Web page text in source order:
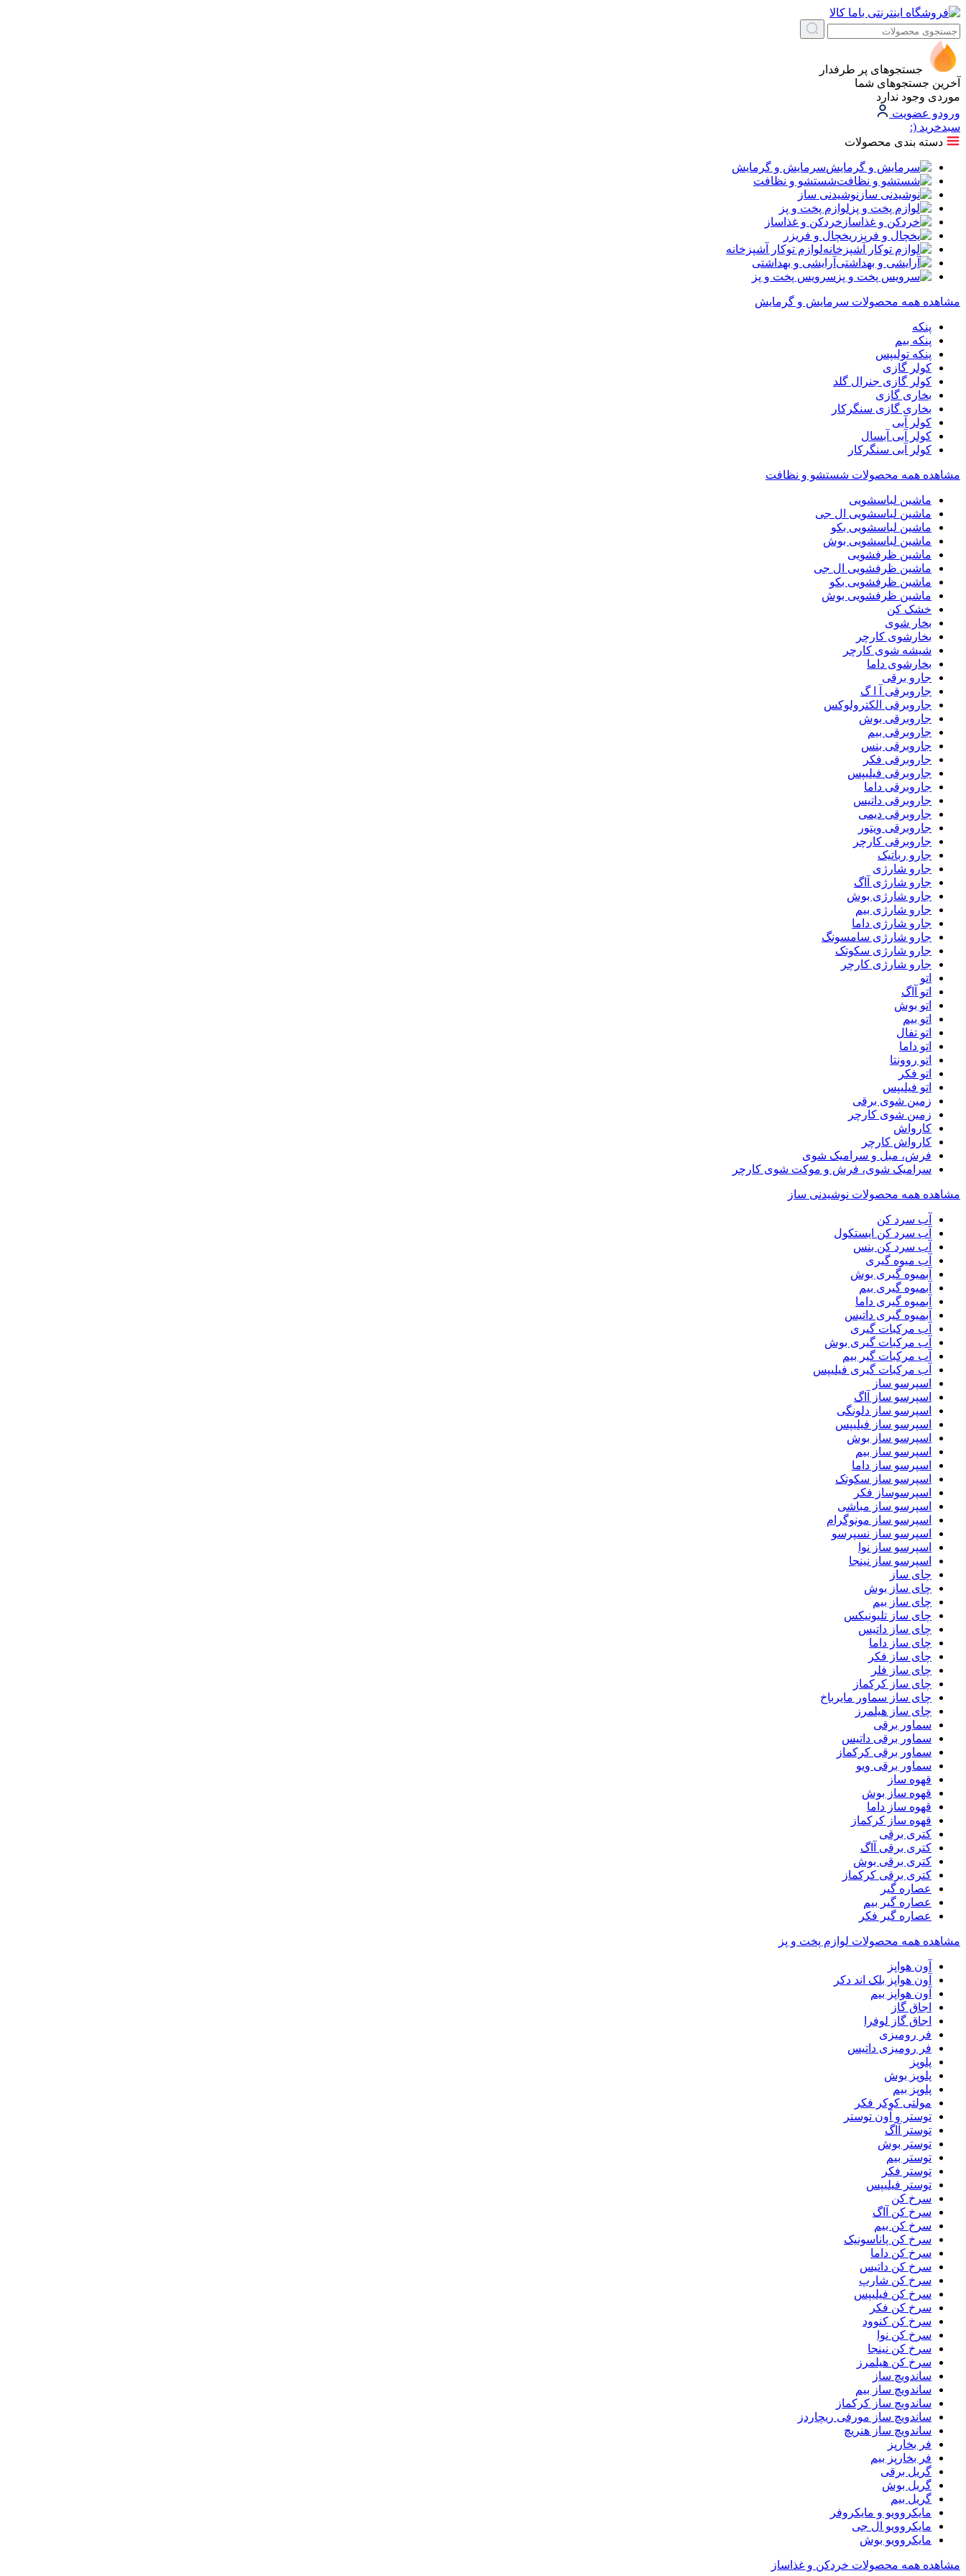
جستجوهای پر طرفدار
آخرین جستجوهای شما
موردی وجود ندارد
ورودو عضویت
سبد‌خرید (:
دسته بندی محصولات
سرمایش و گرمایش
شستشو و نظافت
نوشیدنی ساز
لوازم پخت و پز
خردکن و غذاساز
یخچال و فریزر
لوازم توکار آشپزخانه
آرایشی و بهداشتی
سرویس پخت و پز
مشاهده همه محصولات سرمایش و گرمایش
پنکه
پنکه بیم
پنکه تولیپس
کولر گازی
کولر گازی جنرال گلد
بخاری گازی
بخاری گازی سنگرکار
کولر آبی
کولر آبی آبسال
کولر آبی سنگرکار
مشاهده همه محصولات شستشو و نظافت
ماشین لباسشویی
ماشین لباسشویی ال جی
ماشین لباسشویی بکو
ماشین لباسشویی بوش
ماشین ظرفشویی
ماشین ظرفشویی ال جی
ماشین ظرفشویی بکو
ماشین ظرفشویی بوش
خشک کن
بخار شوی
بخارشوی کارچر
شیشه شوی کارچر
بخارشوی داما
جارو برقی
جاروبرقی آ ا گ
جاروبرقی الکترولوکس
جاروبرقی بوش
جاروبرقی بیم
جاروبرقی بنس
جاروبرقی فکر
جاروبرقی فیلیپس
جاروبرقی داما
جاروبرقی داتیس
جاروبرقی دیمی
جاروبرقی ویتور
جاروبرقی کارچر
جارو رباتیک
جارو شارژی
جارو شارژی آاگ
جارو شارژی بوش
جارو شارژی بیم
جارو شارژی داما
جارو شارژی سامسونگ
جارو شارژی سکوتک
جارو شارژی کارچر
اتو
اتو آاگ
اتو بوش
اتو بیم
اتو تفال
اتو داما
اتو روونتا
اتو فکر
اتو فیلیپس
زمین شوی برقی
زمین شوی کارچر
کارواش
کارواش کارچر
فرش، مبل و سرامیک شوی
سرامیک شوی، فرش و موکت شوی کارچر
مشاهده همه محصولات نوشیدنی ساز
آب سرد کن
آب سرد کن ایستکول
آب سرد کن بنس
آب میوه گیری
آبمیوه گیری بوش
آبمیوه گیری بیم
آبمیوه گیری داما
آبمیوه گیری داتیس
آب مرکبات گیری
آب مرکبات گیری بوش
آب مرکبات گیر بیم
آب مرکبات گیری فیلیپس
اسپرسو ساز
اسپرسو ساز آاگ
اسپرسو ساز دلونگی
اسپرسو ساز فیلیپس
اسپرسو ساز بوش
اسپرسو ساز بیم
اسپرسو ساز داما
اسپرسو ساز سکوتک
اسپرسوساز فکر
اسپرسو ساز مباشی
اسپرسو ساز مونوگرام
اسپرسو ساز نسپرسو
اسپرسو ساز نوا
اسپرسو ساز نینجا
چای ساز
چای ساز بوش
چای ساز بیم
چای ساز تلیونیکس
چای ساز داتیس
چای ساز داما
چای ساز فکر
چای ساز فلر
چای ساز کرکماز
چای ساز سماور مایرباخ
چای ساز هیلمرز
سماور برقی
سماور برقی داتیس
سماور برقی کرکماز
سماور برقی ویو
قهوه ساز
قهوه ساز بوش
قهوه ساز داما
قهوه ساز کرکماز
کتری برقی
کتری برقی آاگ
کتری برقی بوش
کتری برقی کرکماز
عصاره گیر
عصاره گیر بیم
عصاره گیر فکر
مشاهده همه محصولات لوازم پخت و پز
آون هواپز
آون هواپز بلک اند دکر
آون هواپز بیم
اجاق گاز
اجاق گاز لوفرا
فر رومیزی
فر رومیزی داتیس
پلوپز
پلوپز بوش
پلوپز بیم
مولتی کوکر فکر
توستر و آون توستر
توستر آاگ
توستر بوش
توستر بیم
توستر فکر
توستر فیلیپس
سرخ کن
سرخ کن آاگ
سرخ کن بیم
سرخ کن پاناسونیک
سرخ کن داما
سرخ کن داتیس
سرخ کن شارپ
سرخ کن فیلیپس
سرخ کن فکر
سرخ کن کنوود
سرخ کن نوا
سرخ کن نینجا
سرخ کن هیلمرز
ساندویچ ساز
ساندویچ ساز بیم
ساندویچ ساز کرکماز
ساندویچ ساز مورفی ریچاردز
ساندویچ ساز هنریچ
فر بخارپز
فر بخارپز بیم
گریل برقی
گریل بوش
گریل بیم
مایکروویو و مایکروفر
مایکروویو ال جی
مایکروویو بوش
مشاهده همه محصولات خردکن و غذاساز